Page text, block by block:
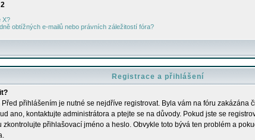
X?
obtížných e-mailů nebo právních záležitostí fóra?
Registrace a přihlášení
přihlášením je nutné se nejdříve registrovat. Byla vám na fóru zakázána
ano, kontaktujte administrátora a ptejte se na důvody. Pokud jste se
zkontrolujte přihlašovací jméno a heslo. Obvykle toto bývá ten problém a